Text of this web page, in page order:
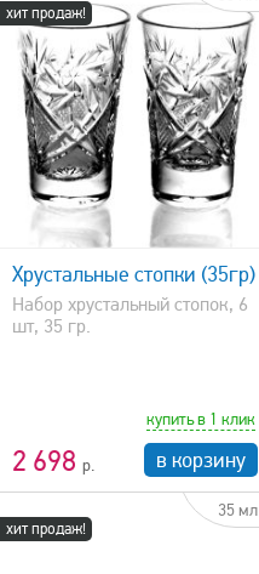
хит продаж!
Хрустальные стопки (35гр)
Набор хрустальный стопок, 6
шт, 35 гр.
2 698
купить в 1 клик
в корзину
быстрый просмотр
хит продаж!
35 мл